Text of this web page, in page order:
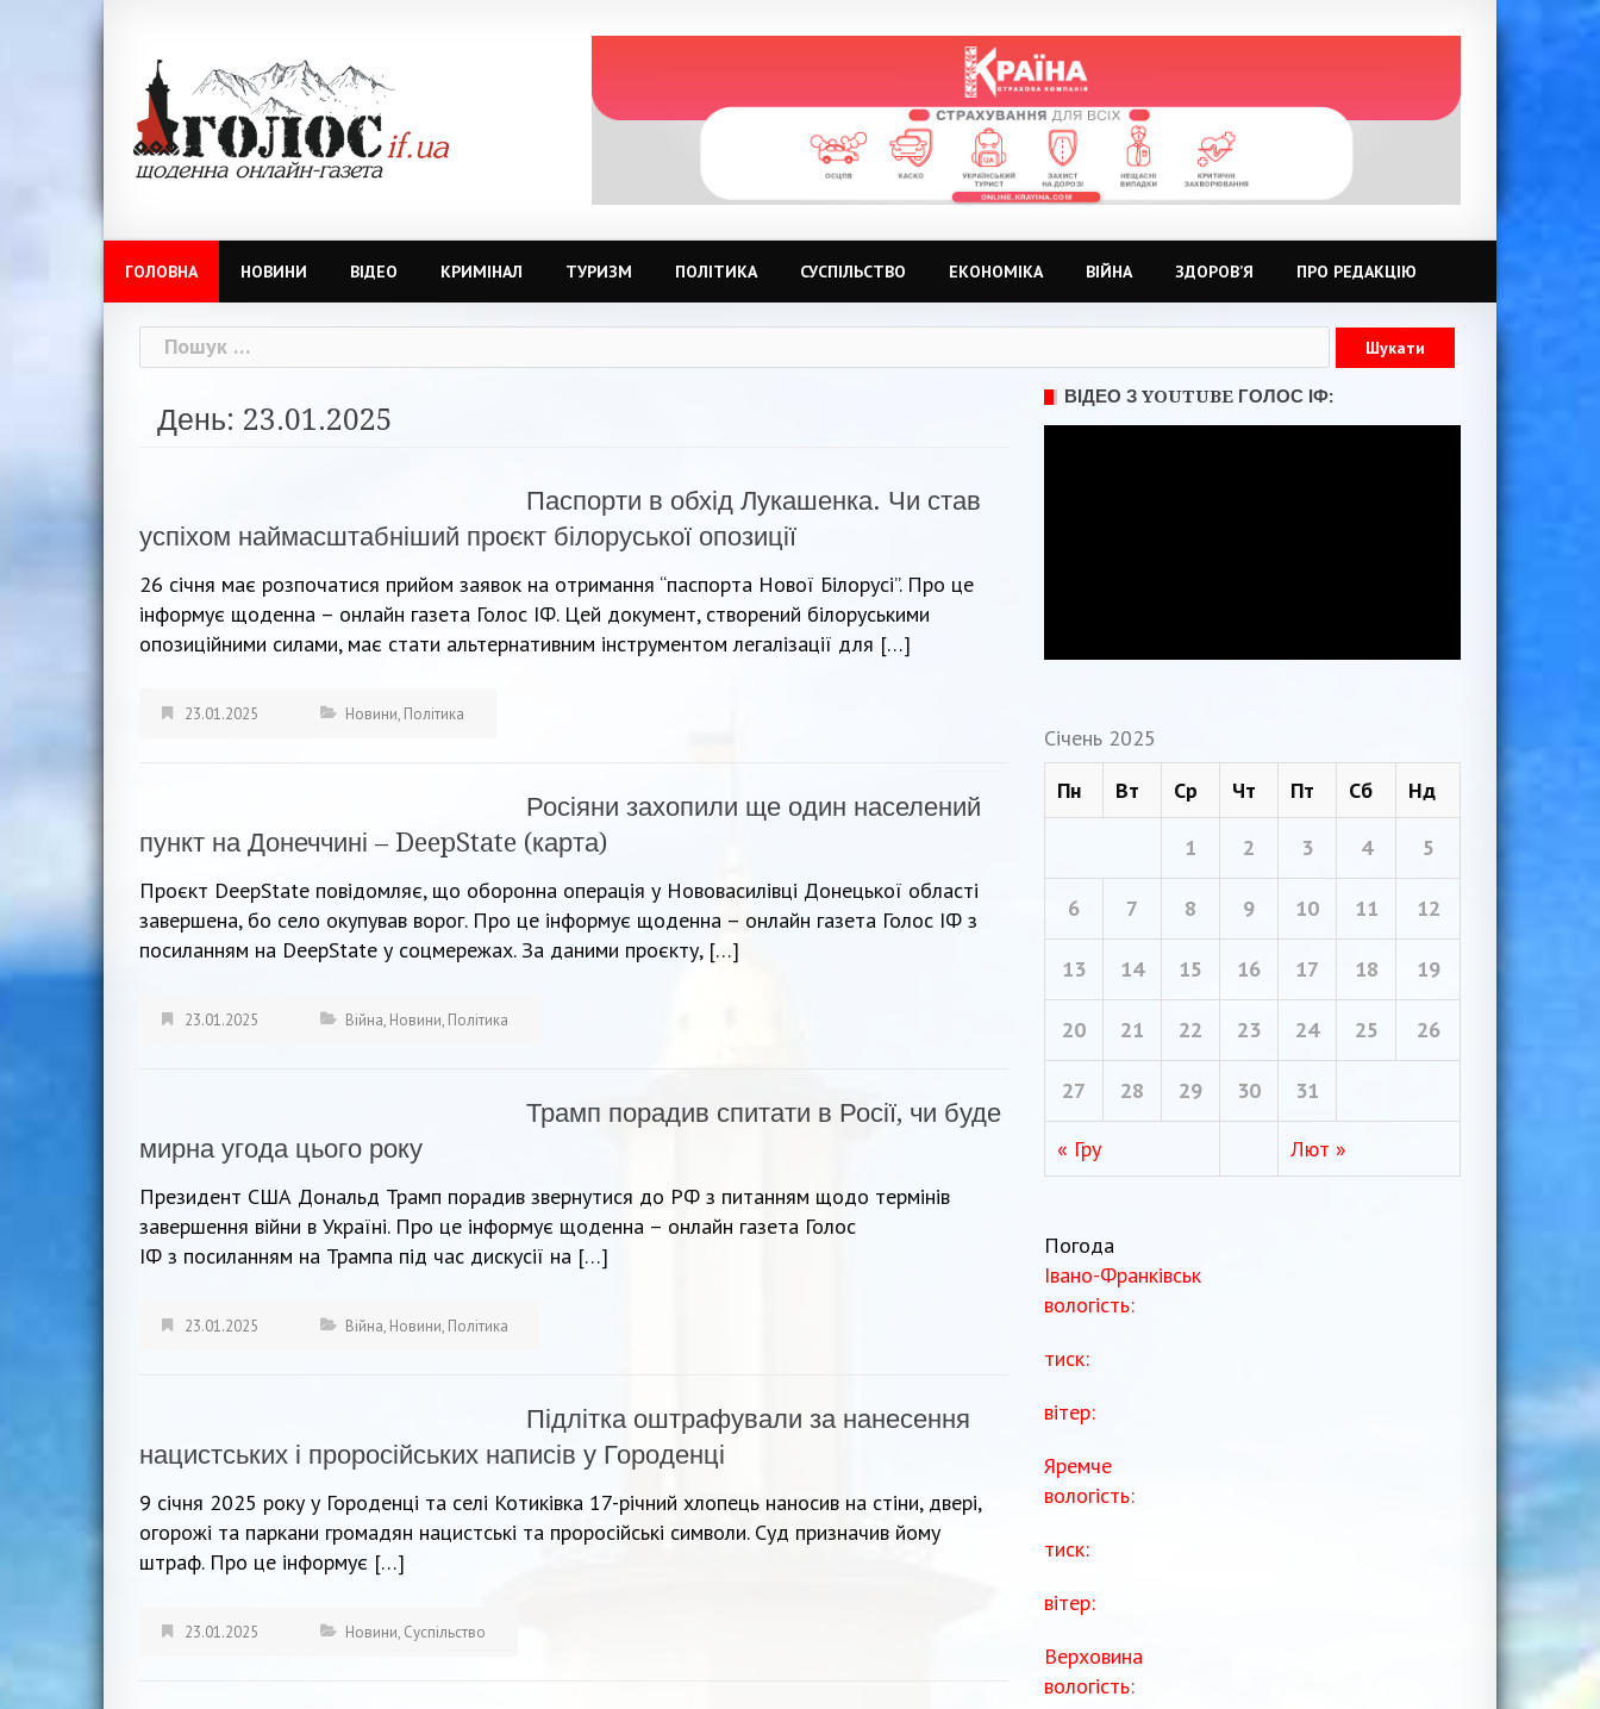
ГОЛОВНА НОВИНИ ВІДЕО КРИМІНАЛ ТУРИЗМ ПОЛІТИКА СУСПІЛЬСТВО ЕКОНОМІКА ВІЙНА ЗДОРОВ’Я ПРО РЕДАКЦІЮ
Пошук:
День: 23.01.2025
Паспорти в обхід Лукашенка. Чи став
успіхом наймасштабніший проєкт білоруської опозиції
26 січня має розпочатися прийом заявок на отримання “паспорта Нової Білорусі”. Про це
інформує щоденна – онлайн газета Голос ІФ. Цей документ, створений білоруськими
опозиційними силами, має стати альтернативним інструментом легалізації для […]
23.01.2025 Новини, Політика
Росіяни захопили ще один населений
пункт на Донеччині – DeepState (карта)
Проєкт DeepState повідомляє, що оборонна операція у Нововасилівці Донецької області
завершена, бо село окупував ворог. Про це інформує щоденна – онлайн газета Голос ІФ з
посиланням на DeepState у соцмережах. За даними проєкту, […]
23.01.2025 Війна, Новини, Політика
Трамп порадив спитати в Росії, чи буде
мирна угода цього року
Президент США Дональд Трамп порадив звернутися до РФ з питанням щодо термінів
завершення війни в Україні. Про це інформує щоденна – онлайн газета Голос
ІФ з посиланням на Трампа під час дискусії на […]
23.01.2025 Війна, Новини, Політика
Підлітка оштрафували за нанесення
нацистських і проросійських написів у Городенці
9 січня 2025 року у Городенці та селі Котиківка 17-річний хлопець наносив на стіни, двері,
огорожі та паркани громадян нацистські та проросійські символи. Суд призначив йому
штраф. Про це інформує […]
23.01.2025 Новини, Суспільство
ВІДЕО З YOUTUBE ГОЛОС ІФ:
Січень 2025
Пн
Вт Ср Чт Пт Сб Нд
« Гру Лют »
1 2 3 4 5
6 7 8 9 10 11 12
13 14 15 16 17 18 19
20 21 22 23 24 25 26
27 28 29 30 31
Погода
Івано-Франківськ
вологість:
тиск:
вітер:
Яремче
вологість:
тиск:
вітер:
Верховина
вологість: